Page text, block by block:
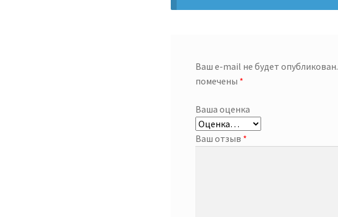
Ваш e-mail не будет опубликован.
помечены *
Ваша оценка
Ваш отзыв *